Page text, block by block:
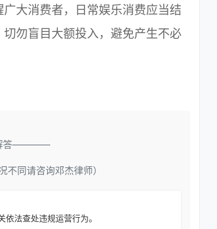
大消费者，日常娱乐消费应当结
勿盲目大额投入，避免产生不必
答————
不同请咨询邓杰律师）
法查处违规运营行为。